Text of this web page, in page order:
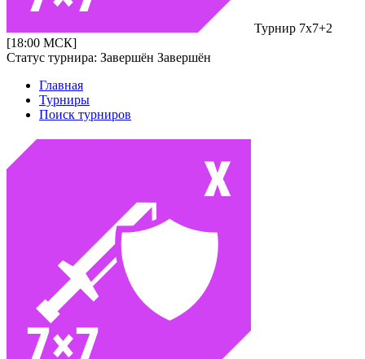
Турнир 7х7+2
[18:00 МСК]
Статус турнира: Завершён Завершён
Главная
Турниры
Поиск турниров